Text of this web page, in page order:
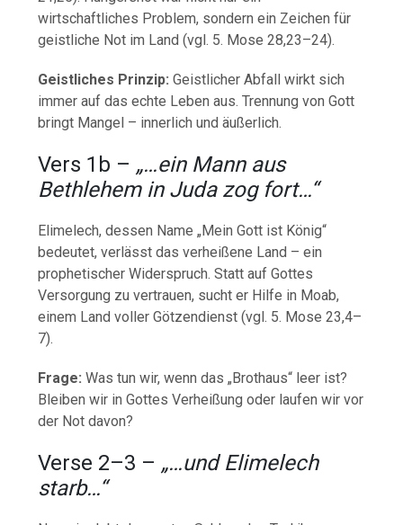
wirtschaftliches Problem, sondern ein Zeichen für
geistliche Not im Land (vgl. 5. Mose 28,23–24).
Geistliches Prinzip: Geistlicher Abfall wirkt sich
immer auf das echte Leben aus. Trennung von Gott
bringt Mangel – innerlich und äußerlich.
Vers 1b – „…ein Mann aus
Bethlehem in Juda zog fort…“
Elimelech, dessen Name „Mein Gott ist König“
bedeutet, verlässt das verheißene Land – ein
prophetischer Widerspruch. Statt auf Gottes
Versorgung zu vertrauen, sucht er Hilfe in Moab,
einem Land voller Götzendienst (vgl. 5. Mose 23,4–
7).
Frage: Was tun wir, wenn das „Brothaus“ leer ist?
Bleiben wir in Gottes Verheißung oder laufen wir vor
der Not davon?
Verse 2–3 – „…und Elimelech
starb…“